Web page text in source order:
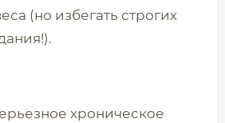
(но избегать строгих
хроническое